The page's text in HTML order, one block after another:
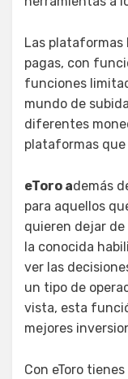
Las
pagas, con
funciones
mundo de
diferentes
plataformas
eToro además
para aquellos
quieren dejar
la conocida
ver las
un tipo de
vista, esta
mejores
Con eToro